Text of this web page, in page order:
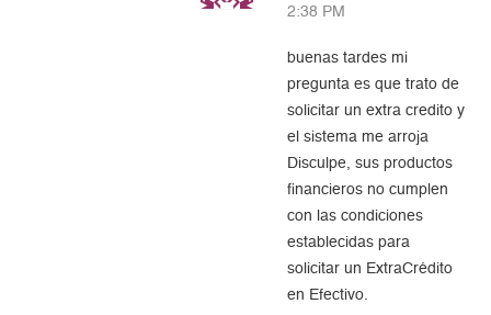
2:38 PM
buenas tardes mi
pregunta es que trato de
solicitar un extra credito y
el sistema me arroja
Disculpe, sus productos
financieros no cumplen
con las condiciones
establecidas para
solicitar un ExtraCrédito
en Efectivo.